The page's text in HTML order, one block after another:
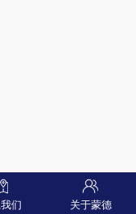
们 关于蒙德